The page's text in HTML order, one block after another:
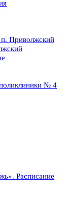
Приволжский
№ 4
Расписание